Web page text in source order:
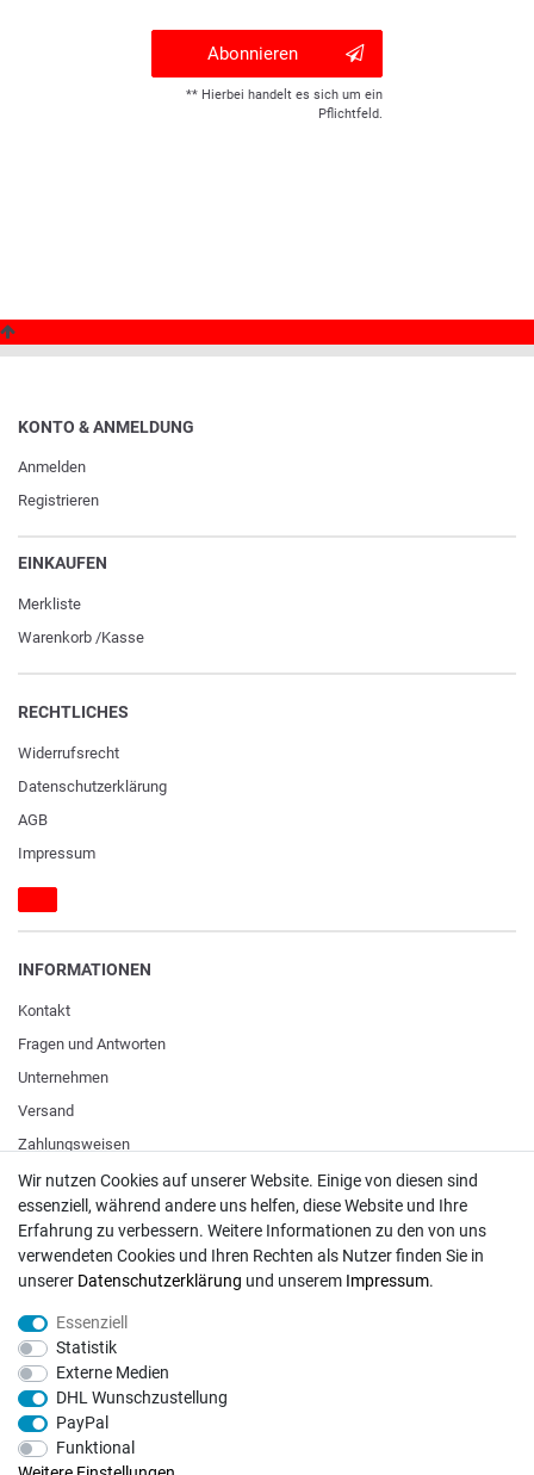
Abonnieren
** Hierbei handelt es sich um ein
Pflichtfeld.
KONTO & ANMELDUNG
Anmelden
Registrieren
EINKAUFEN
Merkliste
Warenkorb /Kasse
RECHTLICHES
Widerrufs­recht
Daten­schutz­erklärung
AGB
Impressum
INFORMATIONEN
Kontakt
Fragen und Antworten
Unternehmen
Versand
Zahlungsweisen
ZAHLUNGSARTEN / VERSAND
Paypal
Vorkasse
DHL
Deutsche Post
Bei Fragen wenden Sie sich direkt an unser Service-Team.
Wir nutzen Cookies auf unserer Website. Einige von diesen sind
essenziell, während andere uns helfen, diese Website und Ihre
Erfahrung zu verbessern. Weitere Informationen zu den von uns
verwendeten Cookies und Ihren Rechten als Nutzer finden Sie in
unserer Daten­schutz­erklärung und unserem Impressum.
Essenziell
Statistik
Externe Medien
DHL Wunschzustellung
PayPal
Funktional